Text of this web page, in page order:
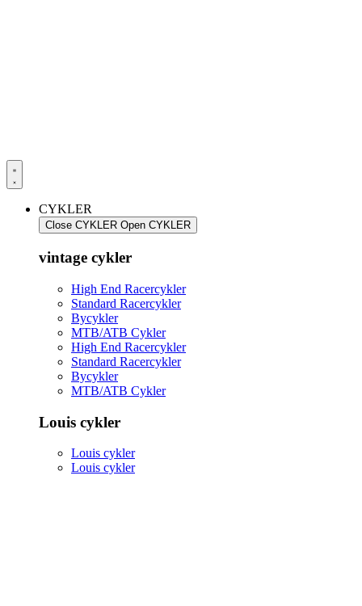
CYKLER
Close CYKLER Open CYKLER
vintage cykler
High End Racercykler
Standard Racercykler
Bycykler
MTB/ATB Cykler
High End Racercykler
Standard Racercykler
Bycykler
MTB/ATB Cykler
Louis cykler
Louis cykler
Louis cykler